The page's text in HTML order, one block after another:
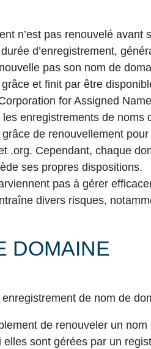
n’est pas renouvelé avant
d’enregistrement,
pas son nom de
et finit par être
for Assigned
enregistrements de noms
de renouvellement pour
.org. Cependant, chaque
ses propres dispositions.
pas à gérer
divers risques,
DOMAINE
de nom de
de renouveler un nom
sont gérées par un